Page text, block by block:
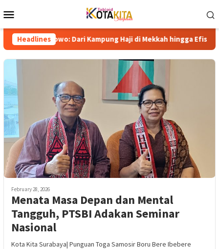
to
Menu
Headlines
Dari Kampung Haji di Mekkah hingga Efisiensi BUMN
February 28, 2026
Menata Masa Depan dan Mental
Tangguh, PTSBI Adakan Seminar
Nasional
Kota Kita Surabaya| Punguan Toga Samosir Boru Bere Ibebere